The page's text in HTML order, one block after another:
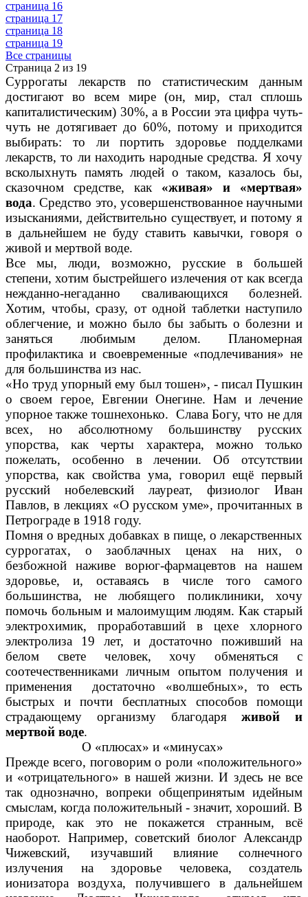
страница 16
страница 17
страница 18
страница 19
Все страницы
Страница 2 из 19
Суррогаты лекарств по статистическим данным
достигают во всем мире (он, мир, стал сплошь
капиталистическим) 30%, а в России эта цифра чуть-
чуть не дотягивает до 60%, потому и приходится
выбирать: то ли портить здоровье подделками
лекарств, то ли находить народные средства. Я хочу
всколыхнуть память людей о таком, казалось бы,
сказочном средстве, как «живая» и «мертвая»
вода. Средство это, усовершенствованное научными
изысканиями, действительно существует, и потому я
в дальнейшем не буду ставить кавычки, говоря о
живой и мертвой воде.
Все мы, люди, возможно, русские в большей
степени, хотим быстрейшего излечения от как всегда
нежданно-негаданно сваливающихся болезней.
Хотим, чтобы, сразу, от одной таблетки наступило
облегчение, и можно было бы забыть о болезни и
заняться любимым делом. Планомерная
профилактика и своевременные «подлечивания» не
для большинства из нас.
«Но труд упорный ему был тошен», - писал Пушкин
о своем герое, Евгении Онегине. Нам и лечение
упорное также тошнехонько. Слава Богу, что не для
всех, но абсолютному большинству русских
упорства, как черты характера, можно только
пожелать, особенно в лечении. Об отсутствии
упорства, как свойства ума, говорил ещё первый
русский нобелевский лауреат, физиолог Иван
Павлов, в лекциях «О русском уме», прочитанных в
Петрограде в 1918 году.
Помня о вредных добавках в пище, о лекарственных
суррогатах, о заоблачных ценах на них, о
безбожной наживе ворюг-фармацевтов на нашем
здоровье, и, оставаясь в числе того самого
большинства, не любящего поликлиники, хочу
помочь больным и малоимущим людям. Как старый
электрохимик, проработавший в цехе хлорного
электролиза 19 лет, и достаточно поживший на
белом свете человек, хочу обменяться с
соотечественниками личным опытом получения и
применения достаточно «волшебных», то есть
быстрых и почти бесплатных способов помощи
страдающему организму благодаряживой и
мертвой воде.
О «плюсах» и «минусах»
Прежде всего, поговорим о роли «положительного»
и «отрицательного» в нашей жизни. И здесь не все
так однозначно, вопреки общепринятым идейным
смыслам, когда положительный - значит, хороший. В
природе, как это не покажется странным, всё
наоборот. Например, советский биолог Александр
Чижевский, изучавший влияние солнечного
излучения на здоровье человека, создатель
ионизатора воздуха, получившего в дальнейшем